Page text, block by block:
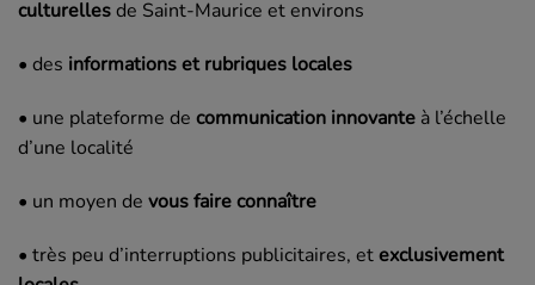
culturellesde Saint-Maurice et environs
• des informations et rubriques locales
• une plateforme de communication innovante à l’échelle
d’une localité
• un moyen de vous faire connaître
• très peu d’interruptions publicitaires, etexclusivement